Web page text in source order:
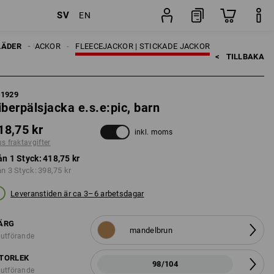
SV EN
FLEECEJACKOR | STICKADE JACKOR
JACKOR
< TILLBAKA
e.s.e:pic, barn
kr
fraktavgifter
inkl. moms
1 Styck:418,75 kr
3 Styck: 398,75 kr
Leveranstiden är ca 3–6 arbetsdagar
mandelbrun
98/104